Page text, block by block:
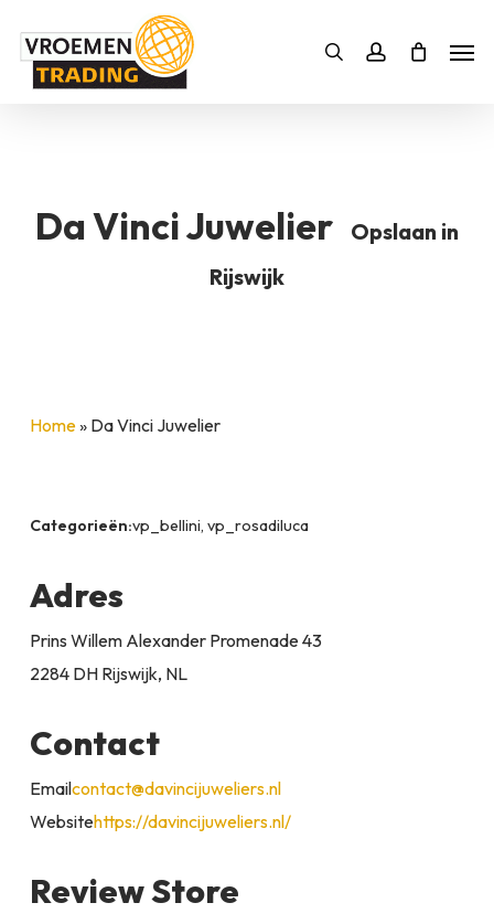
Zoekenaccount
Bestelling SLUITEN
Da Vinci Juwelier
Opslaan in
Rijswijk
Home» Da Vinci Juwelier
Categorieën:vp_bellini, vp_rosadiluca
Adres
Prins Willem Alexander Promenade 43
2284 DH Rijswijk, NL
Contact
Emailcontact@davincijuweliers.nl
Websitehttps://davincijuweliers.nl/
Review Store